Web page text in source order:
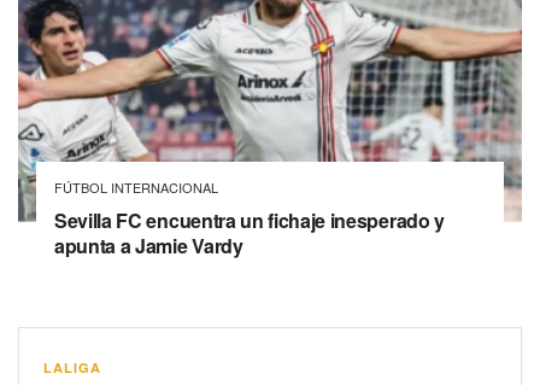
FÚTBOL INTERNACIONAL
Sevilla FC encuentra un fichaje inesperado y
apunta a Jamie Vardy
LALIGA